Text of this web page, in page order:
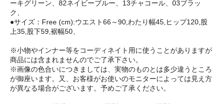
ーキグリーン、82ネイビーブルー、13チャコール、03ブラッ
ク、
●サイズ：Free (cm):ウエスト66～90,わたり幅45,ヒップ120,股
上35,股下59,裾幅50、
※小物やインナー等をコーディネイト用に使うことがありますが
商品には含まれませんのでご了承下さい。
※画像の色合いにつきましては、実物のものとは多少違うところ
が御座います。又、お客様がお使いのモニターによっては見え方
が異なる場合がございます。予めご了承ください。